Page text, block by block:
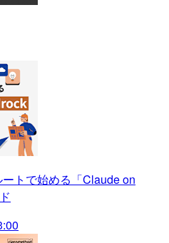
ートで始める「Claude on